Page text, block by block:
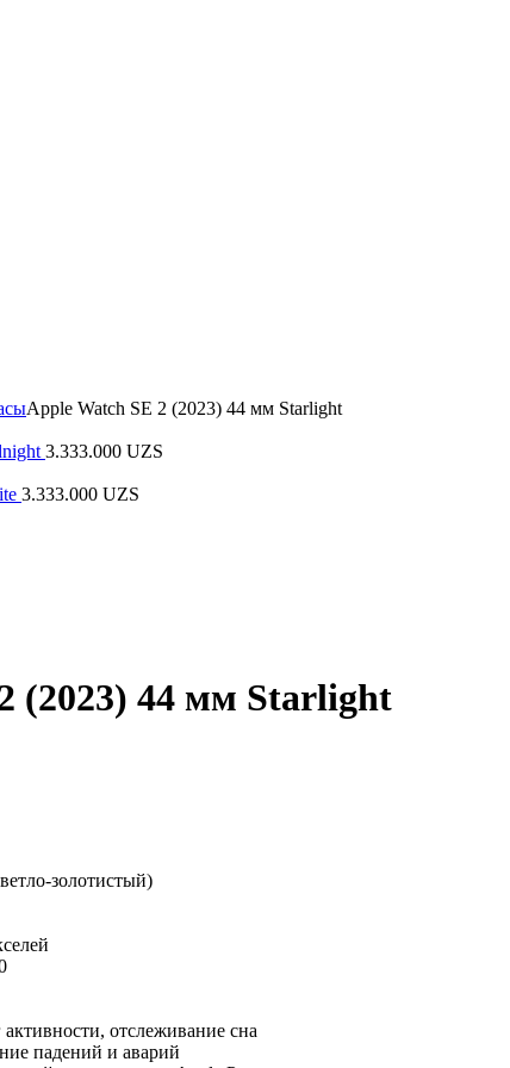
Apple Watch SE 2 (2023) 44 мм Starlight
3.333.000 UZS
3.333.000 UZS
(2023) 44 мм Starlight
золотистый)
отслеживание сна
падений и аварий